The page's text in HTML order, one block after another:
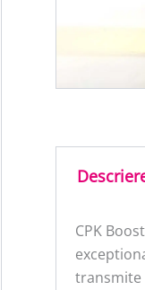
CPK
transmite